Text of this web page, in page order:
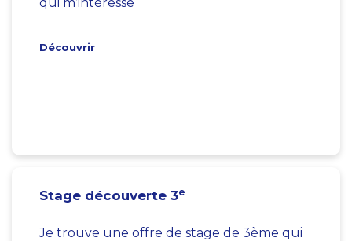
Découvrir
Stage découverte 3e
Je trouve une offre de stage de 3ème qui